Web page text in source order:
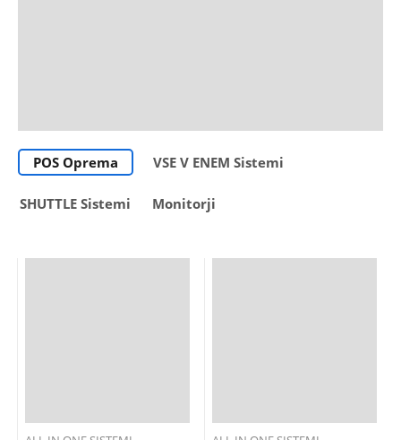
POS Oprema VSE V ENEM Sistemi
SHUTTLE Sistemi Monitorji